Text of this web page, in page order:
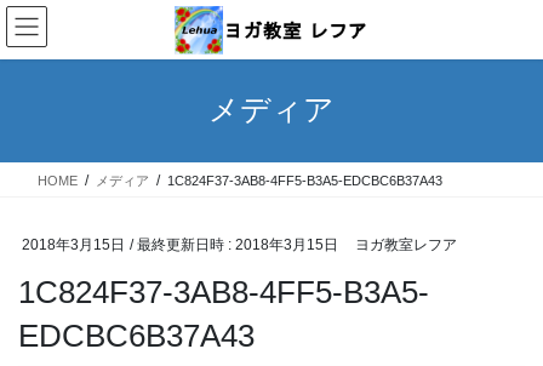
コ
ン
テ
ス
ナ
ビ
ゲ
ン
メディア
HOME メディア 1C824F37-3AB8-4FF5-B3A5-EDCBC6B37A43
2018年3月15日 / 最終更新日時 : 2018年3月15日 ヨガ教室レフア
1C824F37-3AB8-4FF5-B3A5-
EDCBC6B37A43